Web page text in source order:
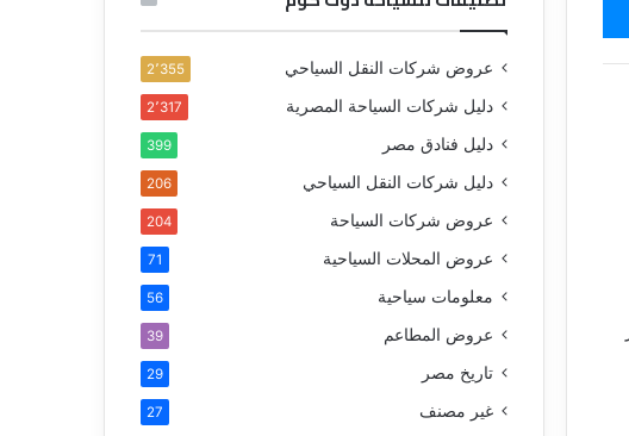
عروض شركات النقل السياحي 2٬355
دليل شركات السياحة المصرية 2٬317
دليل فنادق مصر 399
دليل شركات النقل السياحي 206
عروض شركات السياحة 204
عروض المحلات السياحية 71
معلومات سياحية 56
عروض المطاعم 39
تاريخ مصر 29
غير مصنف 27